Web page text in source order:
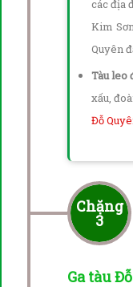
các địa
Kim
Quyên
Tàu leo
xấu,
Đỗ
Chặng
3
Ga tàu